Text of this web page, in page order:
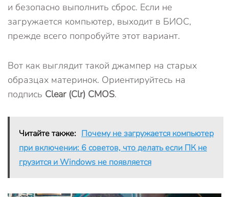
и безопасно выполнить сброс. Если не
загружается компьютер, выходит в БИОС,
прежде всего попробуйте этот вариант.
Вот как выглядит такой джампер на старых
образцах материнок. Ориентируйтесь на
подпись Clear (Clr) CMOS.
Читайте также: Почему не загружается компьютер
при включении: 6 советов, что делать если ПК не
грузится и Windows не появляется